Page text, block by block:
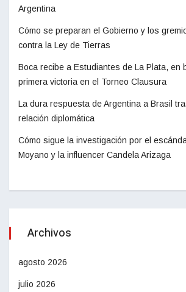
Argentina
Cómo se preparan el Gobierno y los
contra la Ley de Tierras
Boca recibe a Estudiantes de La Plata, en
primera victoria en el Torneo Clausura
La dura respuesta de Argentina a Brasil
relación diplomática
Cómo sigue la investigación por el
Moyano y la influencer Candela Arizaga
Archivos
agosto 2026
julio 2026